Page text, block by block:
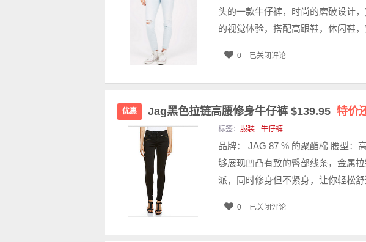
头的一款牛仔裤，时尚的磨破设计
的视觉体验，搭配高跟鞋，休闲鞋
0 已关闭评论
优惠 Jag黑色拉链高腰修身牛仔裤 $139.95 特价
标签： 服装 牛仔裤
品牌： JAG 87 % 的聚酯棉 腰型：
够展现凹凸有致的臀部线条，金属
派，同时修身但不紧身，让你轻松
0 已关闭评论